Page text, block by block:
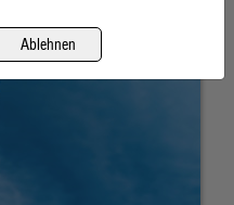
Ablehnen